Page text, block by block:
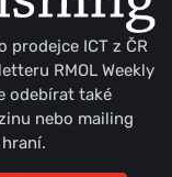
prodejce ICT z ČR
RMOL Weekly
odebírat také
nebo mailing